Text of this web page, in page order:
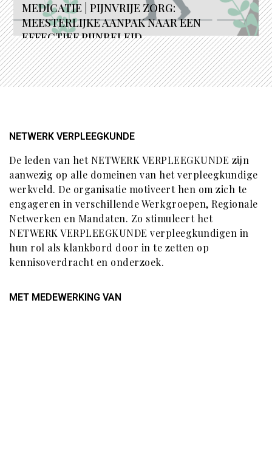
MEDICATIE | PIJNVRIJE ZORG:
MEESTERLIJKE AANPAK NAAR EEN
EFFECTIEF PIJNBELEID
NETWERK VERPLEEGKUNDE
De leden van het NETWERK VERPLEEGKUNDE zijn
aanwezig op alle domeinen van het verpleegkundige
werkveld. De organisatie motiveert hen om zich te
engageren in verschillende Werkgroepen, Regionale
Netwerken en Mandaten. Zo stimuleert het
NETWERK VERPLEEGKUNDE verpleegkundigen in
hun rol als klankbord door in te zetten op
kennisoverdracht en onderzoek.
MET MEDEWERKING VAN